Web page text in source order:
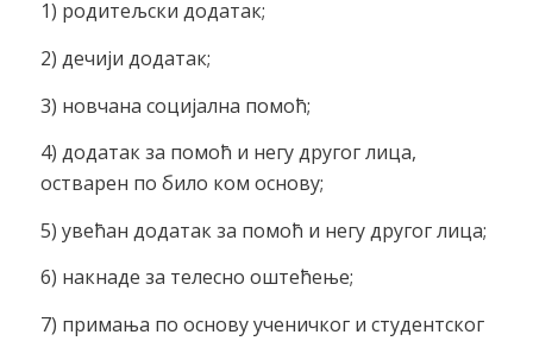
1) родитељски додатак;
2) дечији додатак;
3) новчана социјална помоћ;
4) додатак за помоћ и негу другог лица,
остварен по било ком основу;
5) увећан додатак за помоћ и негу другог лица;
6) накнаде за телесно оштећење;
7) примања по основу ученичког и студентског